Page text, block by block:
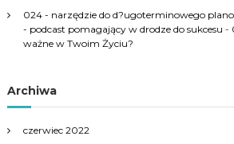
024 - narzędzie do d?ugoterminowego
- podcast pomagający w drodze do sukcesu -
ważne w Twoim Życiu?
Archiwa
czerwiec 2022